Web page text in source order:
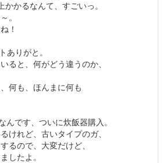
かかるなんて、すごいっ。
。
！
ありがと。
ると、何がどう違うのか、
何も、ほんまに何も
んです、ついに炊飯器購入。
けれど、古いタイプのガ、
るので、大変だけど、
したよ。